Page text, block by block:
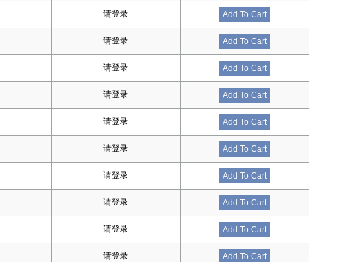
请登录 Add To Cart
请登录 Add To Cart
请登录 Add To Cart
请登录 Add To Cart
请登录 Add To Cart
请登录 Add To Cart
请登录 Add To Cart
请登录 Add To Cart
请登录 Add To Cart
请登录 Add To Cart